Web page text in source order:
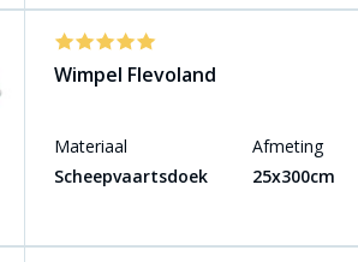
Wimpel Flevoland
Materiaal
Scheepvaartsdoek
Afmeting
25x300cm